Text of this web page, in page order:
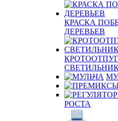
КРАСКА
ДЕРЕВЬЕВ
РОСТА